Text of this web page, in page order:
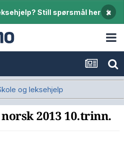
Still spørsmål her ×
og leksehjelp
2013 10.trinn.